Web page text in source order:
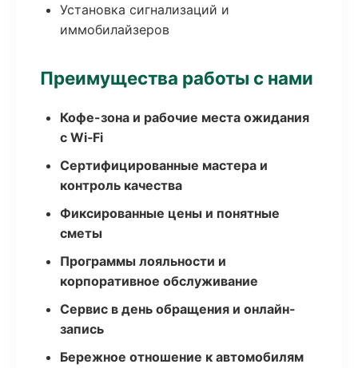
Установка сигнализаций и
иммобилайзеров
Преимущества работы с нами
Кофе-зона и рабочие места ожидания
с Wi‑Fi
Сертифицированные мастера и
контроль качества
Фиксированные цены и понятные
сметы
Программы лояльности и
корпоративное обслуживание
Сервис в день обращения и онлайн-
запись
Бережное отношение к автомобилям